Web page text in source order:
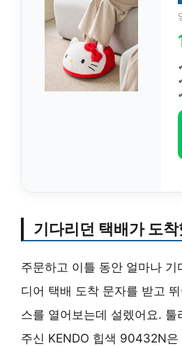
기다리던 택배가 도
주문하고 이틀 동안 얼마나 기
디어 택배 도착 문자를 받고
스를 열어보는데 설렜어요. 툴
주신 KENDO 힙색 90432N은